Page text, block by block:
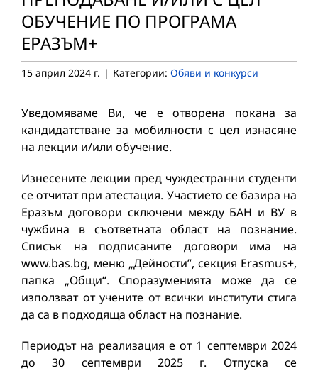
ОБУЧЕНИЕ ПО ПРОГРАМА
ЕРАЗЪМ+
15 април 2024 г. | Категории: Обяви и конкурси
Уведомяваме Ви, че е отворена покана за
кандидатстване за мобилности с цел изнасяне
на лекции и/или обучение.
Изнесените лекции пред чуждестранни студенти
се отчитат при атестация. Участието се базира на
Еразъм договори сключени между БАН и ВУ в
чужбина в съответната област на познание.
Списък на подписаните договори има на
www.bas.bg, меню „Дейности”, секция Erasmus+,
папка „Общи“. Споразуменията може да се
използват от учените от всички институти стига
да са в подходяща област на познание.
Периодът на реализация е от 1 септември 2024
до 30 септември 2025 г. Отпуска се